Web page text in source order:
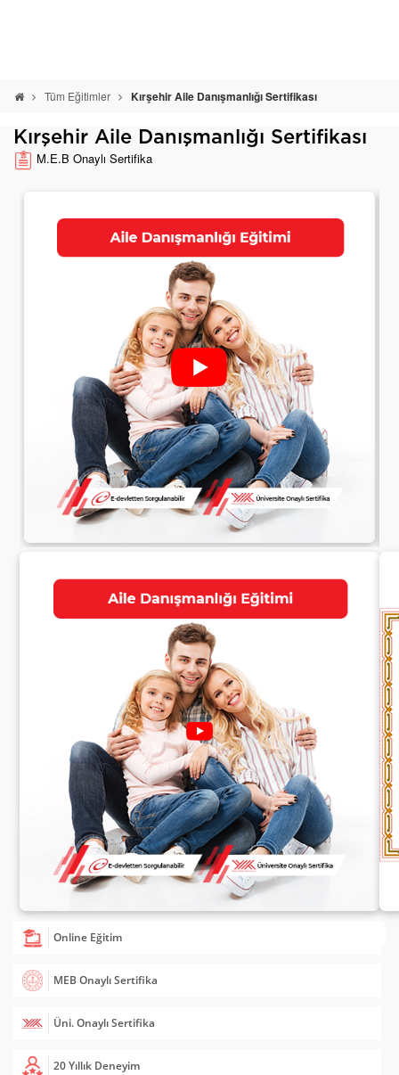
Tüm Eğitimler Kırşehir Aile Danışmanlığı Sertifikası
Kırşehir Aile Danışmanlığı Sertifikası
M.E.B Onaylı Sertifika
20 Yıllık Deneyim
Üni. Onaylı Sertifika
MEB Onaylı Sertifika
Online Eğitim